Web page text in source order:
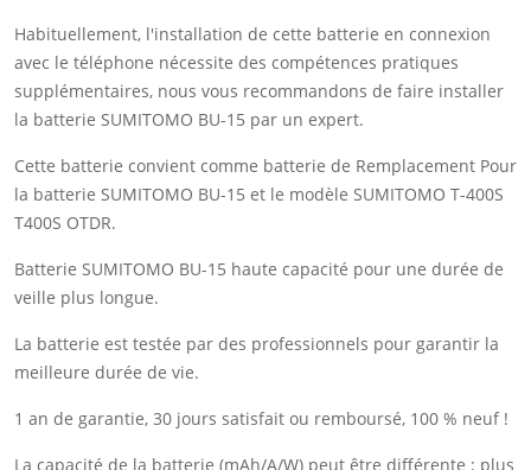
Habituellement, l'installation de cette batterie en connexion
avec le téléphone nécessite des compétences pratiques
supplémentaires, nous vous recommandons de faire installer
la batterie SUMITOMO BU-15 par un expert.
Cette batterie convient comme batterie de Remplacement Pour
la batterie SUMITOMO BU-15 et le modèle SUMITOMO T-400S
T400S OTDR.
Batterie SUMITOMO BU-15 haute capacité pour une durée de
veille plus longue.
La batterie est testée par des professionnels pour garantir la
meilleure durée de vie.
1 an de garantie, 30 jours satisfait ou remboursé, 100 % neuf !
La capacité de la batterie (mAh/A/W) peut être différente ; plus